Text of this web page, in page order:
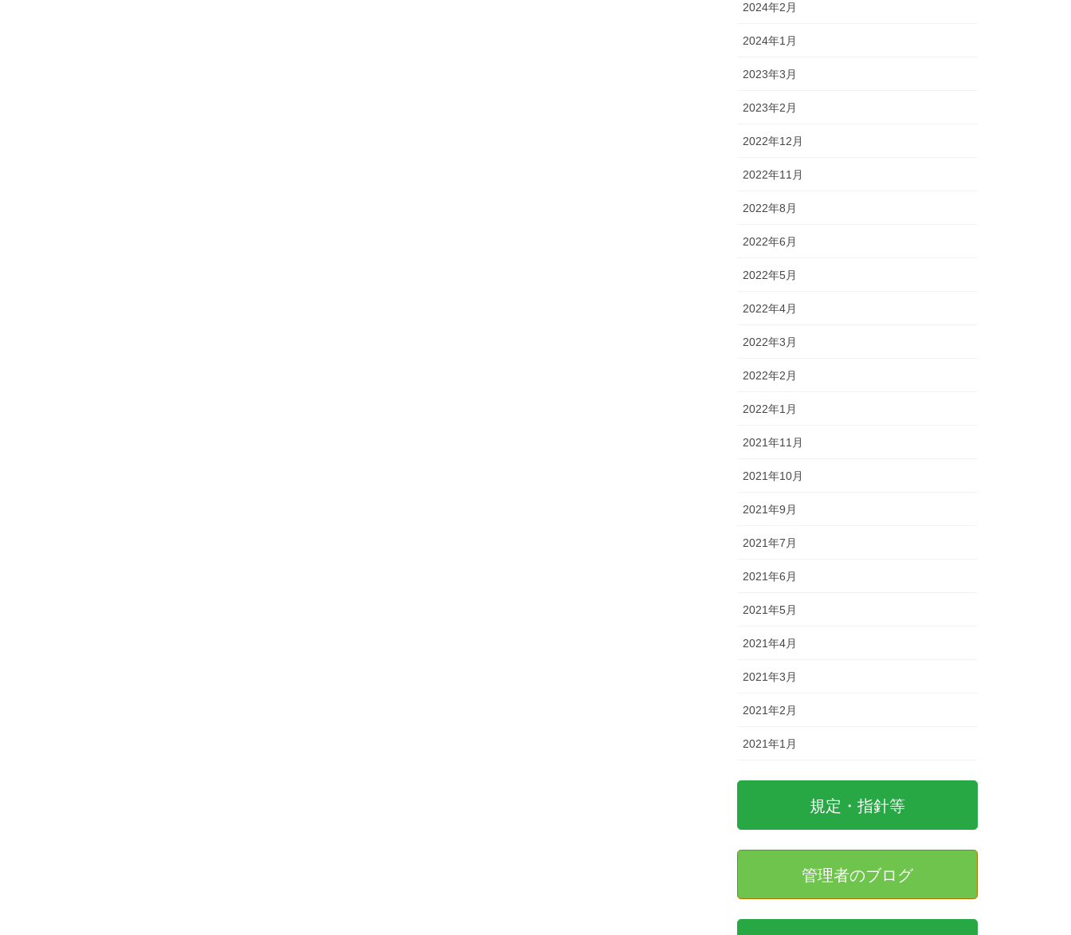
2024年2月
2024年1月
2023年3月
2023年2月
2022年12月
2022年11月
2022年8月
2022年6月
2022年5月
2022年4月
2022年3月
2022年2月
2022年1月
2021年11月
2021年10月
2021年9月
2021年7月
2021年6月
2021年5月
2021年4月
2021年3月
2021年2月
2021年1月
規定・指針等
管理者のブログ